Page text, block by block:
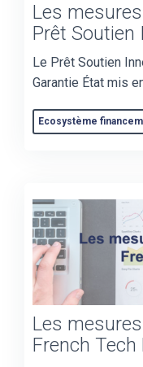
Les
Prêt Soutien
Le Prêt Soutien
Garantie État mis
Ecosystème
Les
French Tech